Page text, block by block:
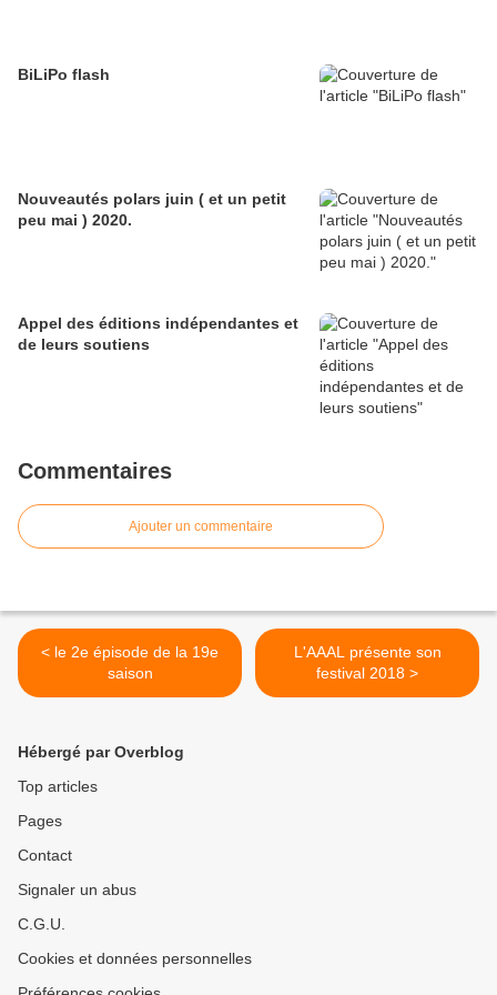
BiLiPo flash
Nouveautés polars juin ( et un petit
peu mai ) 2020.
Appel des éditions indépendantes et
de leurs soutiens
Commentaires
Ajouter un commentaire
< le 2e épisode de la 19e
saison
L'AAAL présente son
festival 2018 >
Hébergé par Overblog
Top articles
Pages
Contact
Signaler un abus
C.G.U.
Cookies et données personnelles